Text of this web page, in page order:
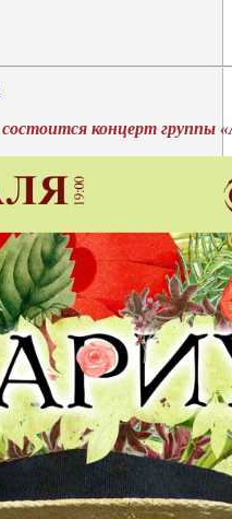
концерт группы